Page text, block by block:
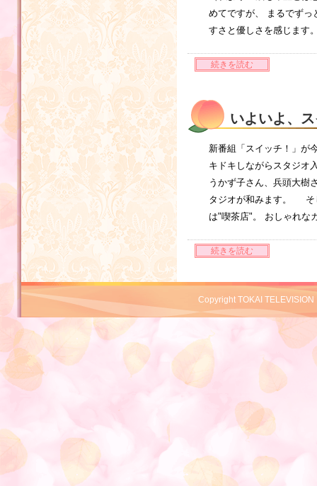
めてですが、 まるでずっ
すさと優しさを感じます
続きを読む
いよいよ、
新番組「スイッチ！」が
キドキしながらスタジ
うかず子さん、兵頭大樹
タジオが和みます。 そ
は"喫茶店"。 おしゃれな
続きを読む
Copyright TOKAI